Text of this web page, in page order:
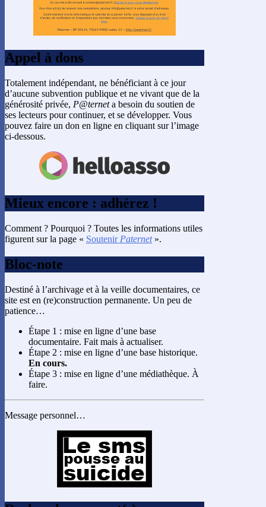
Appel à dons
Totalement indépendant, ne bénéficiant à ce jour
d’aucune subvention publique et ne vivant que de la
générosité privée, P@terneta besoin du soutien de
ses lecteurs pour continuer, et se développer. Vous
pouvez faire un don en ligne en cliquant sur l’image
ci-dessous.
Mieux encore : adhérez !
Comment ? Pourquoi ? Toutes les informations utiles
figurent sur la page « Soutenir Paternet».
Bloc-note
Destiné à l’archivage et à la veille documentaires, ce
site est en (re)construction permanente. Un peu de
patience…
Étape 1 : mise en ligne d’une base
documentaire. Fait mais à actualiser.
Étape 2 : mise en ligne d’une base historique.
En cours.
Étape 3 : mise en ligne d’une médiathèque. À
faire.
Message personnel…